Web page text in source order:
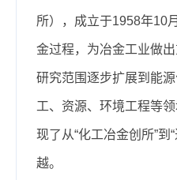
所），成立于1958年10
金过程，为冶金工业做
研究范围逐步扩展到能
工、资源、环境工程等
现了从“化工冶金创所”到
越。